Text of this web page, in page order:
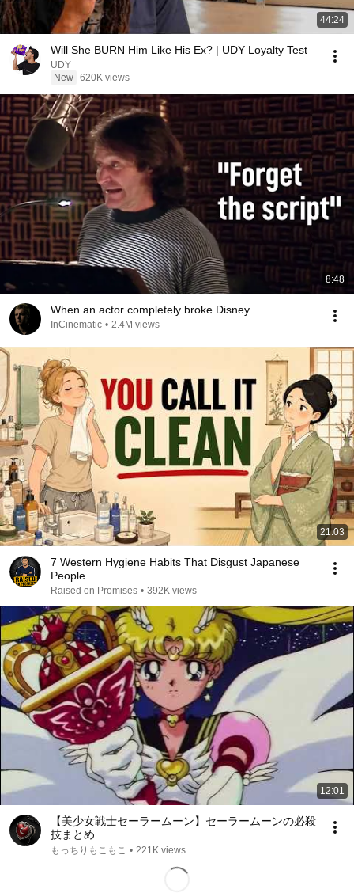
44:24
Will She BURN Him Like His Ex? | UDY Loyalty Test
UDY
New 620K views
8:48
When an actor completely broke Disney
InCinematic • 2.4M views
21:03
7 Western Hygiene Habits That Disgust Japanese
People
Raised on Promises • 392K views
12:01
【美少女戦士セーラームーン】セーラームーンの必殺
技まとめ
もっちりもこもこ • 221K views